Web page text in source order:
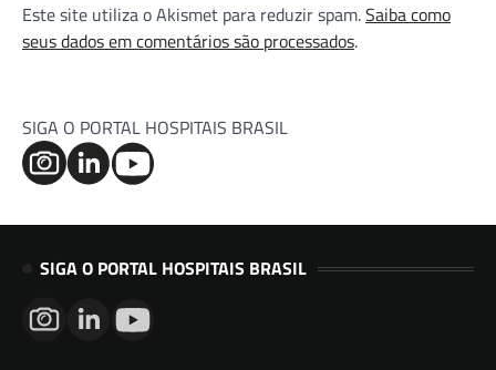
Este site utiliza o Akismet para reduzir spam.Saiba como
seus dados em comentários são processados.
SIGA O PORTAL HOSPITAIS BRASIL
SIGA O PORTAL HOSPITAIS BRASIL